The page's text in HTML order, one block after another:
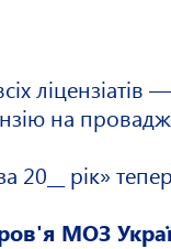
на
20__ рік»
МОЗ